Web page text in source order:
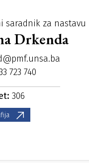
saradnik za
Drkenda
723 740
306